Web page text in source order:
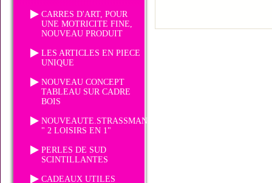
CARRES D'ART, POUR
UNE MOTRICITE FINE,
NOUVEAU PRODUIT
LES ARTICLES EN PIECE
UNIQUE
NOUVEAU CONCEPT
TABLEAU SUR CADRE
BOIS
NOUVEAUTE.STRASSMANIA
" 2 LOISIRS EN 1"
PERLES DE SUD
SCINTILLANTES
CADEAUX UTILES